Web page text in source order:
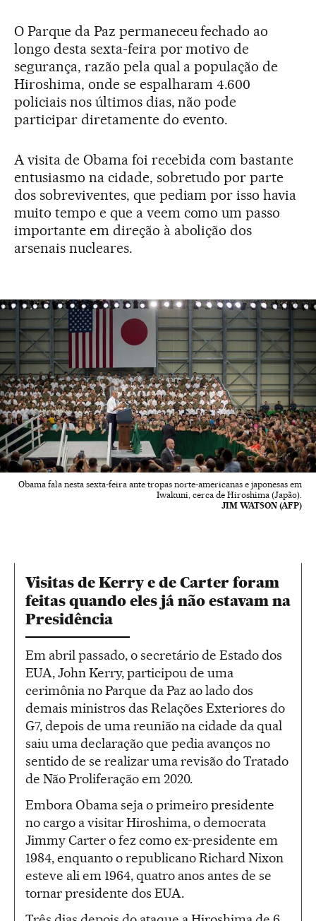
O Parque da Paz permaneceu fechado ao
longo desta sexta-feira por motivo de
segurança, razão pela qual a população de
Hiroshima, onde se espalharam 4.600
policiais nos últimos dias, não pode
participar diretamente do evento.
A visita de Obama foi recebida com bastante
entusiasmo na cidade, sobretudo por parte
dos sobreviventes, que pediam por isso havia
muito tempo e que a veem como um passo
importante em direção à abolição dos
arsenais nucleares.
Obama fala nesta sexta-feira ante tropas norte-americanas e japonesas em
Iwakuni, cerca de Hiroshima (Japão).
JIM WATSON (AFP)
Visitas de Kerry e de Carter foram
feitas quando eles já não estavam na
Presidência
Em abril passado, o secretário de Estado dos
EUA, John Kerry, participou de uma
cerimônia no Parque da Paz ao lado dos
demais ministros das Relações Exteriores do
G7, depois de uma reunião na cidade da qual
saiu uma declaração que pedia avanços no
sentido de se realizar uma revisão do Tratado
de Não Proliferação em 2020.
Embora Obama seja o primeiro presidente
no cargo a visitar Hiroshima, o democrata
Jimmy Carter o fez como ex-presidente em
1984, enquanto o republicano Richard Nixon
esteve ali em 1964, quatro anos antes de se
tornar presidente dos EUA.